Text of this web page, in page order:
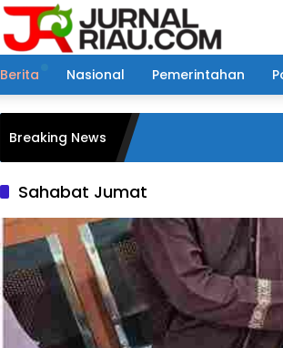
Berita Nasional Pemerintahan
Breaking News
Sahabat Jumat